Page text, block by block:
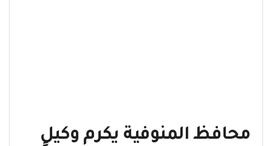
محافظ المنوفية يكرم وكيل